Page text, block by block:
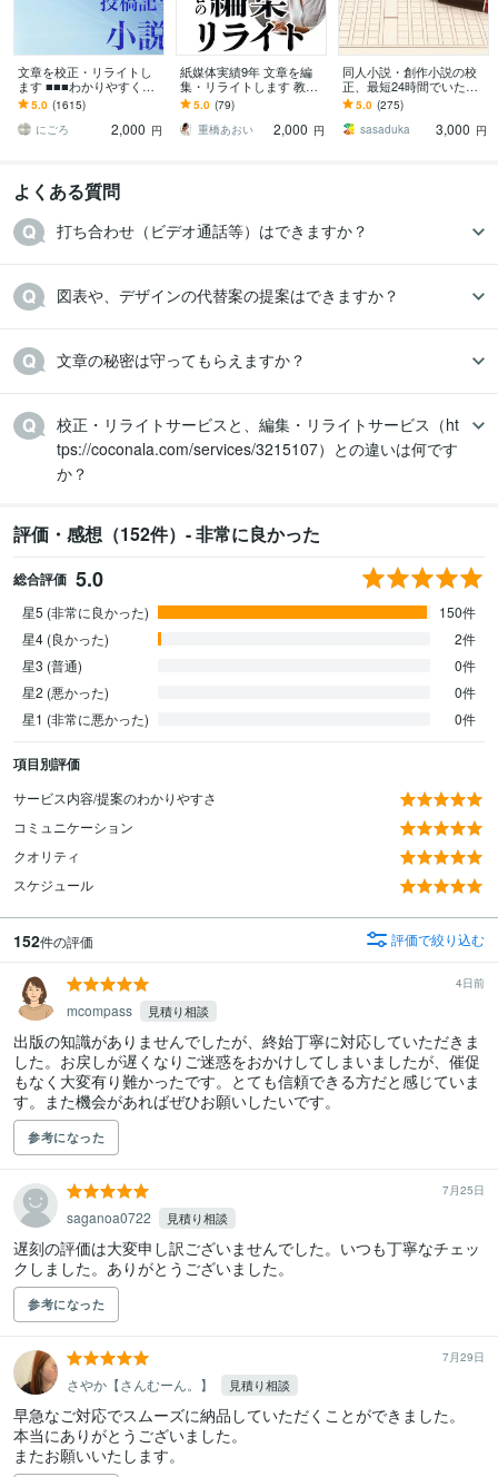
文章を校正・リライトし
ます ■■■わかりやすく、
加筆、クオリティUP等ご
要望通りに■■■
5.0 (1615)
にごろ
2,000 円
紙媒体実績9年 文章を編
集・リライトします 教
材・情報誌・電子書籍の
編集経験有/低価格・高品
質
5.0 (79)
重橋あおい
2,000 円
同人小説・創作小説の校
正、最短24時間でいたし
ます お急ぎの方に！二次
創作、各種指定、BL、G
L、内容不問です
5.0 (275)
sasaduka
3,000 円
よくある質問
打ち合わせ（ビデオ通話等）はできますか？
図表や、デザインの代替案の提案はできますか？
文章の秘密は守ってもらえますか？
校正・リライトサービスと、編集・リライトサービス（ht
tps://coconala.com/services/3215107）との違いは何です
か？
評価・感想（152件）- 非常に良かった
総合評価 5.0
星5 (非常に良かった)
150件
星4 (良かった)
2件
星3 (普通)
0件
星2 (悪かった)
0件
星1 (非常に悪かった)
0件
項目別評価
サービス内容/提案のわかりやすさ
コミュニケーション
クオリティ
スケジュール
152件の評価 評価で絞り込む
4日前
mcompass 見積り相談
出版の知識がありませんでしたが、終始丁寧に対応していただきま
した。お戻しが遅くなりご迷惑をおかけしてしまいましたが、催促
もなく大変有り難かったです。とても信頼できる方だと感じていま
す。また機会があればぜひお願いしたいです。
参考になった
7月25日
saganoa0722 見積り相談
遅刻の評価は大変申し訳ございませんでした。いつも丁寧なチェッ
クしました。ありがとうございました。
参考になった
7月29日
さやか【さんむーん。】 見積り相談
早急なご対応でスムーズに納品していただくことができました。
本当にありがとうございました。
またお願いいたします。